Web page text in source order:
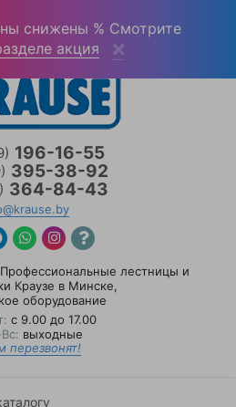
196-16-55
395-38-92
364-84-43
лестницы и
Краузе в Минске,
оборудование
с 9.00 до 17.00
выходные
перезвонят!
снижены % Смотрите
акция